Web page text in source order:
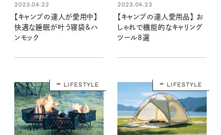
2023.04.22
【キャンプの達人が愛用中】
快適な睡眠が叶う寝袋&ハ
ンモック
2023.04.23
【キャンプの達人愛用品】 お
しゃれで機能的なキャリング
ツール8選
LIFESTYLE LIFESTYLE